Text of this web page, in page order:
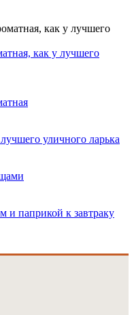
как у лучшего
уличного ларька
и паприкой к завтраку